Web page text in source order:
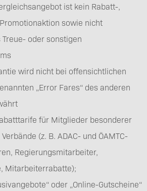
ist kein Rabatt-,
sowie nicht
oder sonstigen
wird nicht bei offensichtlichen
„Error Fares“ des anderen
für Mitglieder besonderer
(z. B. ADAC- und ÖAMTC-
Regierungsmitarbeiter,
Mitarbeiterrabatte);
oder „Online-Gutscheine“